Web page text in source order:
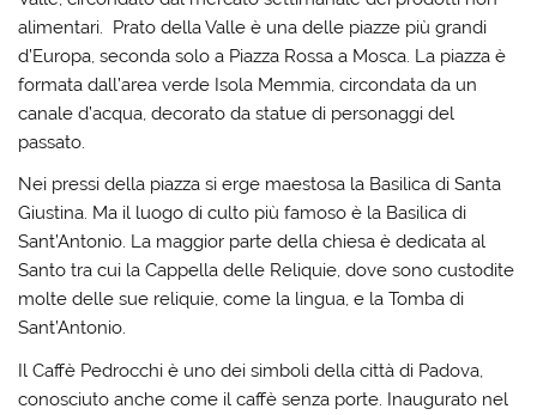
alimentari. Prato della Valle è una delle piazze più grandi
d’Europa, seconda solo a Piazza Rossa a Mosca. La piazza è
formata dall’area verde Isola Memmia, circondata da un
canale d’acqua, decorato da statue di personaggi del
passato.
Nei pressi della piazza si erge maestosa la Basilica di Santa
Giustina. Ma il luogo di culto più famoso è la Basilica di
Sant’Antonio. La maggior parte della chiesa è dedicata al
Santo tra cui la Cappella delle Reliquie, dove sono custodite
molte delle sue reliquie, come la lingua, e la Tomba di
Sant’Antonio.
Il Caffè Pedrocchi è uno dei simboli della città di Padova,
conosciuto anche come il caffè senza porte. Inaugurato nel